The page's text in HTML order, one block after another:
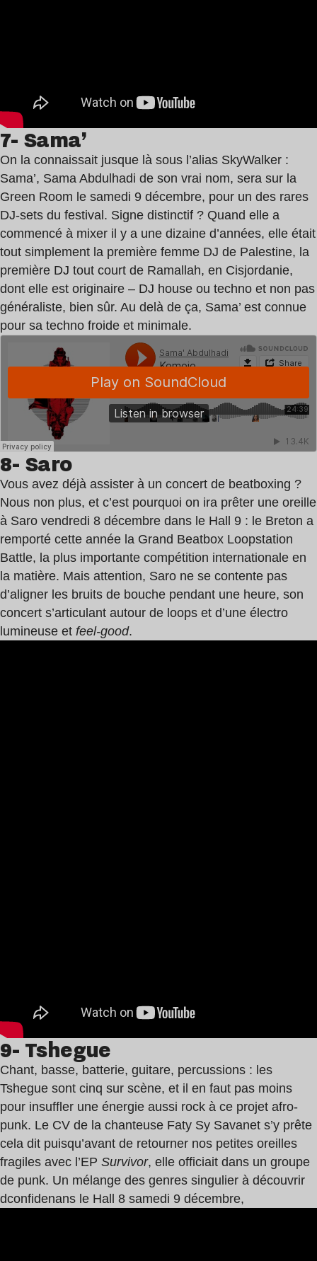
7- Sama’
On la connaissait jusque là sous l’alias SkyWalker :
Sama’, Sama Abdulhadi de son vrai nom, sera sur la
Green Room le samedi 9 décembre, pour un des rares
DJ-sets du festival. Signe distinctif ? Quand elle a
commencé à mixer il y a une dizaine d’années, elle était
tout simplement la première femme DJ de Palestine, la
première DJ tout court de Ramallah, en Cisjordanie,
dont elle est originaire – DJ house ou techno et non pas
généraliste, bien sûr. Au delà de ça, Sama’ est connue
pour sa techno froide et minimale.
8- Saro
Vous avez déjà assister à un concert de beatboxing ?
Nous non plus, et c’est pourquoi on ira prêter une oreille
à Saro vendredi 8 décembre dans le Hall 9 : le Breton a
remporté cette année la Grand Beatbox Loopstation
Battle, la plus importante compétition internationale en
la matière. Mais attention, Saro ne se contente pas
d’aligner les bruits de bouche pendant une heure, son
concert s’articulant autour de loops et d’une électro
lumineuse et feel-good.
9- Tshegue
Chant, basse, batterie, guitare, percussions : les
Tshegue sont cinq sur scène, et il en faut pas moins
pour insuffler une énergie aussi rock à ce projet afro-
punk. Le CV de la chanteuse Faty Sy Savanet s’y prête
cela dit puisqu’avant de retourner nos petites oreilles
fragiles avec l’EP Survivor, elle officiait dans un groupe
de punk. Un mélange des genres singulier à découvrir
dconfidenans le Hall 8 samedi 9 décembre,